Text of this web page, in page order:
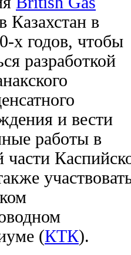
Казахстан в
х годов, чтобы
разработкой
и вести
работы в
части
(КТК).